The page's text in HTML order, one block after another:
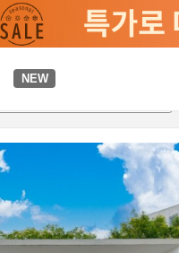
NEW
편의 시설/서비스